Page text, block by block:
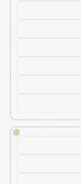
!